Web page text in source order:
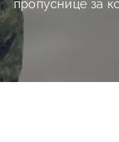
пропуснице за